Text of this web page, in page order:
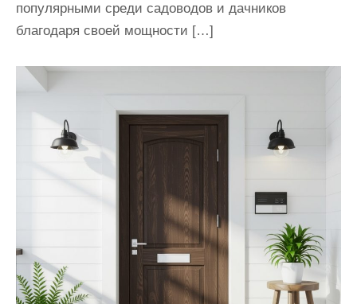
популярными среди садоводов и дачников
благодаря своей мощности […]